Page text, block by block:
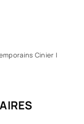
Cinier |